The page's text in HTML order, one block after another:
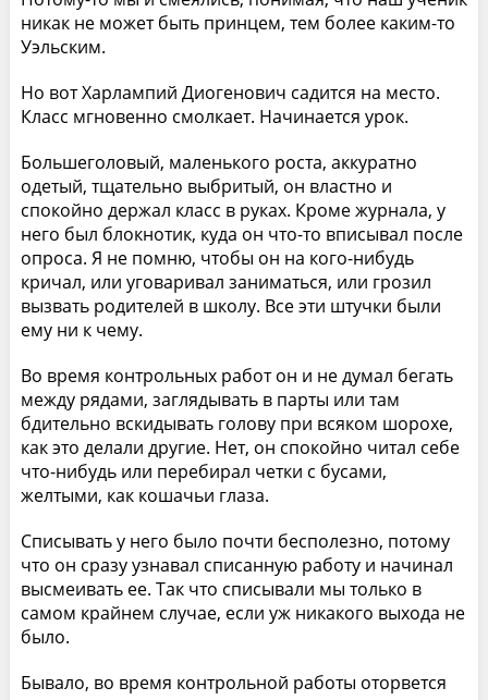
никак не может быть принцем, тем более каким-то
Уэльским.
Но вот Харлампий Диогенович садится на место.
Класс мгновенно смолкает. Начинается урок.
Большеголовый, маленького роста, аккуратно
одетый, тщательно выбритый, он властно и
спокойно держал класс в руках. Кроме журнала, у
него был блокнотик, куда он что-то вписывал после
опроса. Я не помню, чтобы он на кого-нибудь
кричал, или уговаривал заниматься, или грозил
вызвать родителей в школу. Все эти штучки были
ему ни к чему.
Во время контрольных работ он и не думал бегать
между рядами, заглядывать в парты или там
бдительно вскидывать голову при всяком шорохе,
как это делали другие. Нет, он спокойно читал себе
что-нибудь или перебирал четки с бусами,
желтыми, как кошачьи глаза.
Списывать у него было почти бесполезно, потому
что он сразу узнавал списанную работу и начинал
высмеивать ее. Так что списывали мы только в
самом крайнем случае, если уж никакого выхода не
было.
Бывало, во время контрольной работы оторвется